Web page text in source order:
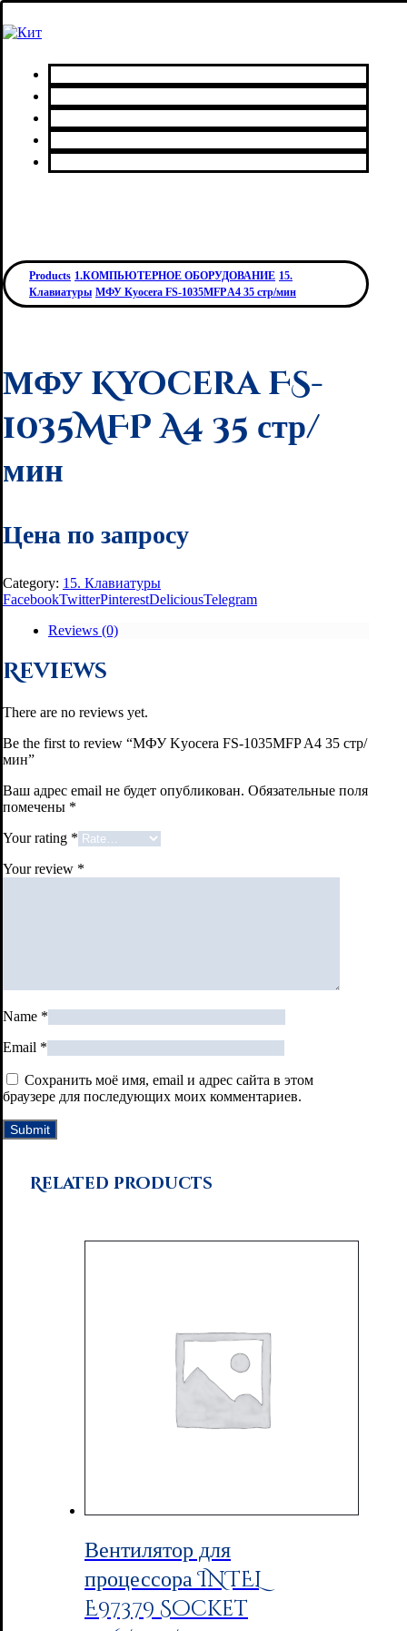
Products 1.КОМПЬЮТЕРНОЕ ОБОРУДОВАНИЕ 15.
Клавиатуры МФУ Kyocera FS-1035MFP A4 35 стр/мин
МФУ Kyocera FS-
1035MFP A4 35 стр/
мин
Цена по запросу
Category: 15. Клавиатуры
FacebookTwitterPinterestDeliciousTelegram
Reviews (0)
Reviews
There are no reviews yet.
Be the first to review “МФУ Kyocera FS-1035MFP A4 35 стр/
мин”
Ваш адрес email не будет опубликован. Обязательные поля
помечены *
Your rating *
Your review *
Name *
Email *
Сохранить моё имя, email и адрес сайта в этом
браузере для последующих моих комментариев.
Related products
Вентилятор для
процессора INTEL
E97379 Socket